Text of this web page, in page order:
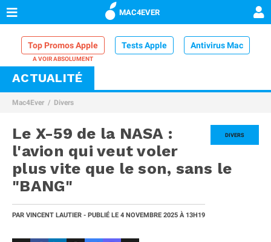
MAC4EVER
Top Promos Apple Tests Apple Antivirus Mac
VPN Mac
Comparatif iPhone
ACTUALITÉ
Mac4Ever Divers
DIVERS
Le X-59 de la NASA :
l'avion qui veut voler
plus vite que le son, sans le
"BANG"
PAR VINCENT LAUTIER - PUBLIÉ LE 4 NOVEMBRE 2025 À 13H19